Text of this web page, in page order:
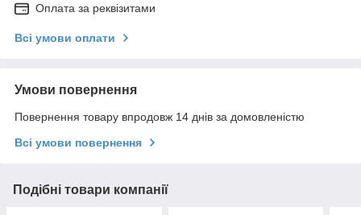
Оплата за реквізитами
Всі умови оплати
Умови повернення
Повернення товару впродовж 14 днів за домовленістю
Всі умови повернення
Подібні товари компанії